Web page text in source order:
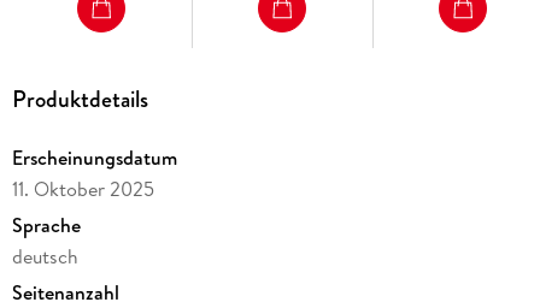
Produktdetails
Erscheinungsdatum
11. Oktober 2025
Sprache
deutsch
Seitenanzahl